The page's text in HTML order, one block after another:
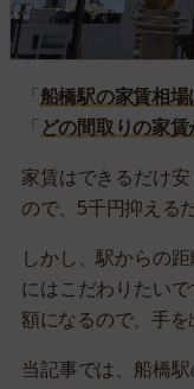
「 船橋駅の家賃相場
「 どの間取りの家賃
家賃はできるだけ
ので、5千円抑える
しかし、駅からの
にはこだわりたい
額になるので、手
当記事では、船橋